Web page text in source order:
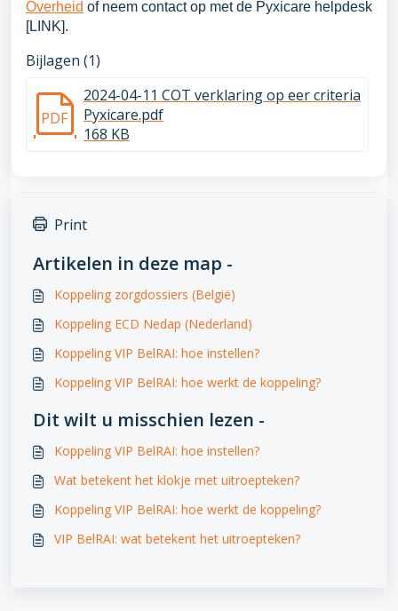
Overheid of neem contact op met de Pyxicare helpdesk
[LINK].
Bijlagen (1)
PDF
2024-04-11 COT verklaring op eer criteria
Pyxicare.pdf
168 KB
Print
Artikelen in deze map -
Koppeling zorgdossiers (België)
Koppeling ECD Nedap (Nederland)
Koppeling VIP BelRAI: hoe instellen?
Koppeling VIP BelRAI: hoe werkt de koppeling?
Dit wilt u misschien lezen -
Koppeling VIP BelRAI: hoe instellen?
Wat betekent het klokje met uitroepteken?
Koppeling VIP BelRAI: hoe werkt de koppeling?
VIP BelRAI: wat betekent het uitroepteken?